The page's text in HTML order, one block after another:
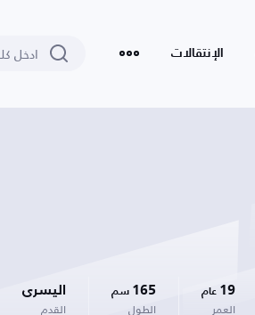
الإنتقالات
19 عام
العمر
165 سم
الطول
اليسرى
القدم